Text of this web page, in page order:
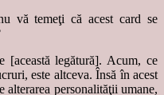
vă temeţi că acest card se
legătură]. Acum, ce
este altceva. Însă în acest
alterarea personalităţii umane,